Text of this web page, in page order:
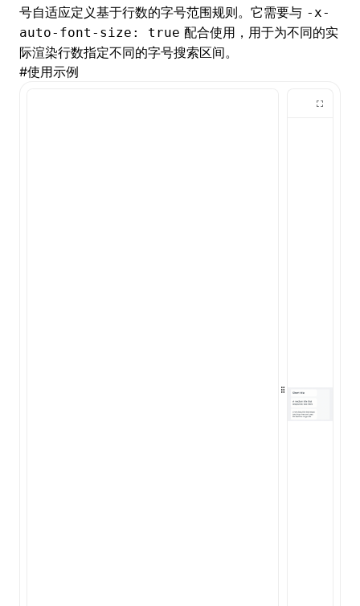
号自适应定义基于行数的字号范围规则。它需要与 -x-
auto-font-size: true 配合使用，用于为不同的实
际渲染行数指定不同的字号搜索区间。
#使用示例